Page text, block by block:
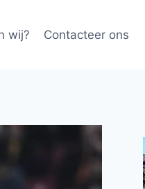
wij? Contacteer ons